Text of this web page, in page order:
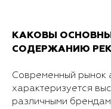
КАКОВЫ
СОДЕРЖАНИЮ
Современный рынок
характеризуется
различными